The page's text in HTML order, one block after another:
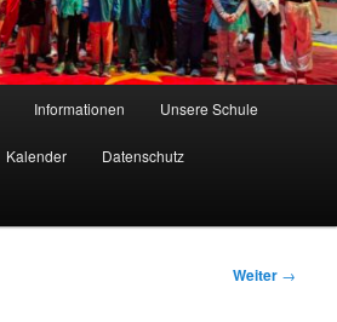
Informationen Unsere Schule
Kalender Datenschutz
Weiter →